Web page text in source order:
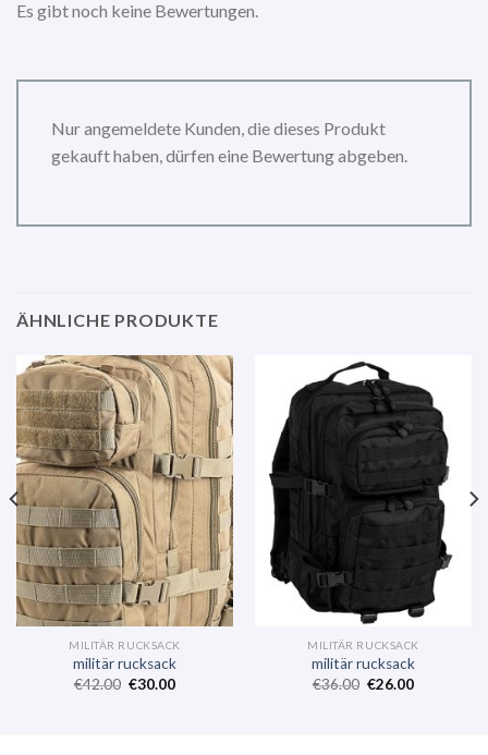
Es gibt noch keine Bewertungen.
Nur angemeldete Kunden, die dieses Produkt
gekauft haben, dürfen eine Bewertung abgeben.
ÄHNLICHE PRODUKTE
MILITÄR RUCKSACK
militär rucksack
€42.00 €30.00
MILITÄR RUCKSACK
militär rucksack
€36.00 €26.00